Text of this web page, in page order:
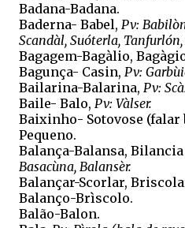
Badana-Badana.
Baderna- Babel, Pv:
Scandàl, Suóterla,
Bagagem-Bagàlio,
Bagunça- Casin, Pv:
Bailarina-Balarina, Pv:
Baile- Balo, Pv: Vàlser.
Baixinho- Sotovose (falar
Pequeno.
Balança-Balansa,
Basacùna, Balansèr.
Balançar-Scorlar,
Balanço-Brìscolo.
Balão-Balon.